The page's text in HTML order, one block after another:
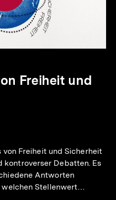
Freiheit und
von Freiheit und Sicherheit
kontroverser Debatten. Es
Antworten
welchen Stellenwert…